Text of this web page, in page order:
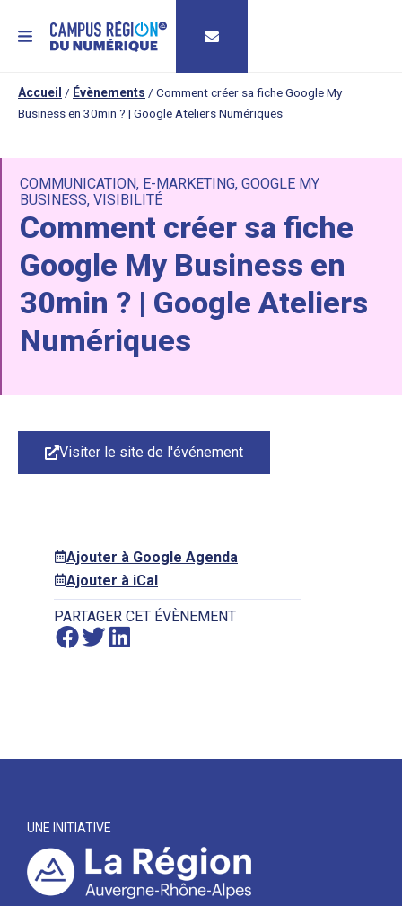
MENU
Accueil / Évènements / Comment créer sa fiche Google My
Business en 30min ? | Google Ateliers Numériques
COMMUNICATION, E-MARKETING, GOOGLE MY
BUSINESS, VISIBILITÉ
Comment créer sa fiche
Google My Business en
30min ? | Google Ateliers
Numériques
Visiter le site de l'événement
Ajouter à Google Agenda
Ajouter à iCal
PARTAGER CET ÉVÈNEMENT
UNE INITIATIVE